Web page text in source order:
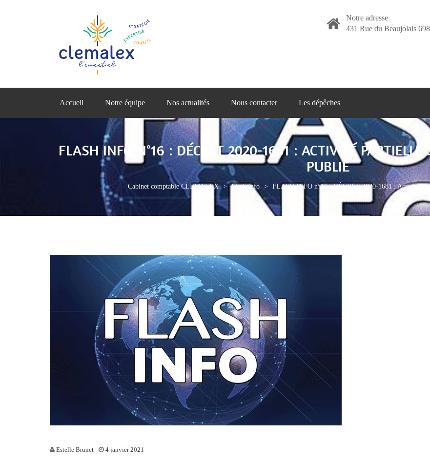
Notre adresse
431 Rue du Beaujolais
Accueil Notre équipe Nos actualités Nous contacter Les dépêches
FLASH INFO N°16 : DÉCRET 2020-1681 : ACTIVITÉ
PUBLIÉ
Cabinet comptable CLEMALEX > Flash Info > FLASH INFO n°16 : DÉCRET 2020-1681 : Activité
Estelle Brunet 4 janvier 2021